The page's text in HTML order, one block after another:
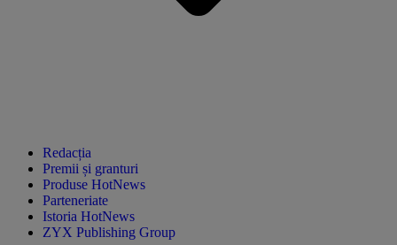
Redacția
Premii și granturi
Produse HotNews
Parteneriate
Istoria HotNews
ZYX Publishing Group